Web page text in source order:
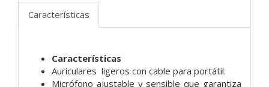
Características
Características
Auriculares ligeros con cable para portátil.
Micrófono ajustable y sensible que garantiza